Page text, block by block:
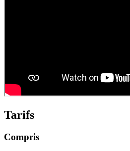
Tarifs
Compris